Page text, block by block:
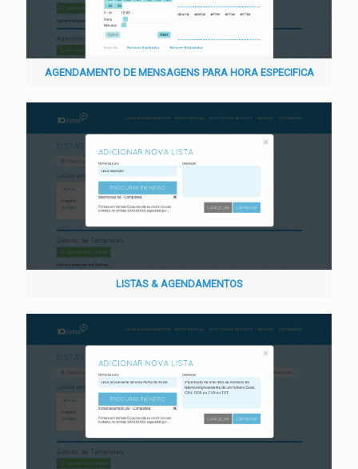
AGENDAMENTO DE MENSAGENS PARA HORA ESPECIFICA
LISTAS & AGENDAMENTOS